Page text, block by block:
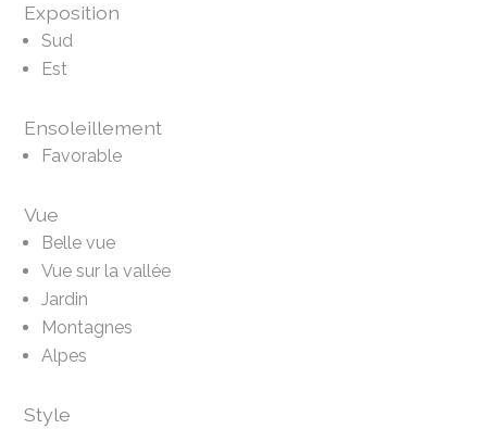
Exposition
Sud
Est
Ensoleillement
Favorable
Vue
Belle vue
Vue sur la vallée
Jardin
Montagnes
Alpes
Style